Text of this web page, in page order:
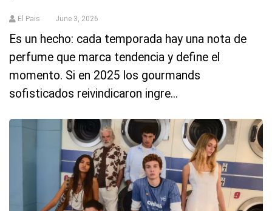
El Pais June 3, 2026
Es un hecho: cada temporada hay una nota de
perfume que marca tendencia y define el
momento. Si en 2025 los gourmands
sofisticados reivindicaron ingre...